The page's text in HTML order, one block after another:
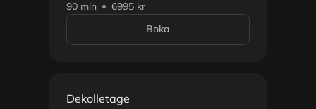
90 min
6995 kr
Boka
Dekolletage